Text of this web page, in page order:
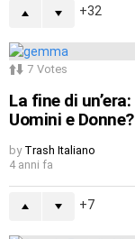
32
7 Votes
La fine di
Uomini e Donne?
by Trash Italiano
4 anni fa
7